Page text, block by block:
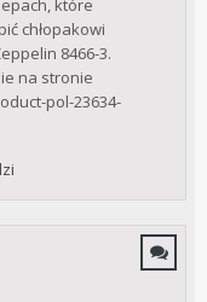
które
chłopakowi
8466-3.
na stronie
pol-23634-